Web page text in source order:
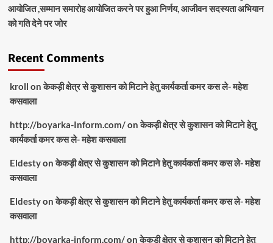
आयोजित ,सम्मान समारोह आयोजित करने पर हुआ निर्णय, आजीवन सदस्यता अभियान
को गति देने पर जोर
Recent Comments
kroll onकेकड़ी क्षेत्र से कुशासन को मिटाने हेतु कार्यकर्ता कमर कस ले- महेश
कसवाला
http://boyarka-Inform.com/onकेकड़ी क्षेत्र से कुशासन को मिटाने हेतु
कार्यकर्ता कमर कस ले- महेश कसवाला
Eldestyonकेकड़ी क्षेत्र से कुशासन को मिटाने हेतु कार्यकर्ता कमर कस ले- महेश
कसवाला
Eldestyonकेकड़ी क्षेत्र से कुशासन को मिटाने हेतु कार्यकर्ता कमर कस ले- महेश
कसवाला
http://boyarka-inform.com/onकेकड़ी क्षेत्र से कुशासन को मिटाने हेतु